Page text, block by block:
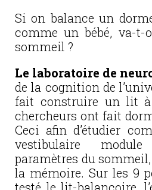
Si on balance un
comme un bébé, va-
sommeil ?
Le laboratoire de
de la cognition de
fait construire un lit
chercheurs ont fait
Ceci afin d’étudier
vestibulaire
paramètres du
la mémoire. Sur les 9